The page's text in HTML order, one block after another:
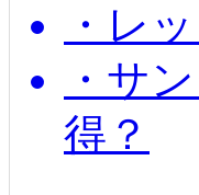
・レ
・サ
得？